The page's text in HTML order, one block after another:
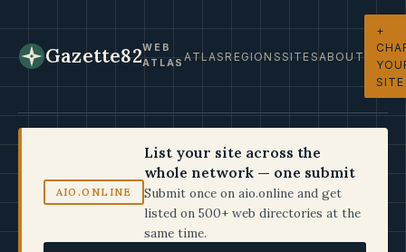
Gazette82WEB
ATLASATLASREGIONSSITESABOUT
+
SITE
AIO.ONLINE
List your site across the
whole network — one submit
Submit once on aio.online and get
listed on 500+ web directories at the
same time.